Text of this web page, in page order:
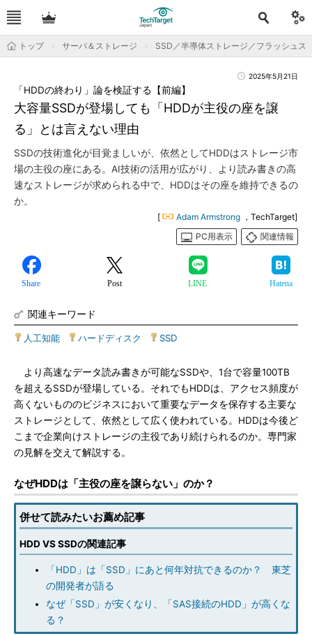
トップ サーバ＆ストレージ SSD／半導体ストレージ／フラッシュス
2025年5月21日
大容量SSDが登場しても「HDDが主役の座を譲
る」とは言えない理由
「HDDの終わり」論を検証する【前編】
SSDの技術進化が目覚ましいが、依然としてHDDはストレージ市
場の主役の座にある。AI技術の活用が広がり、より読み書きの高
速なストレージが求められる中で、HDDはその座を維持できるの
か。
[ Adam Armstrong ，TechTarget]
PC用表示
関連情報
Share Post LINE Hatena
関連キーワード
人工知能 ハードディスク SSD
より高速なデータ読み書きが可能なSSDや、1台で容量100TB
を超えるSSDが登場している。それでもHDDは、アクセス頻度が
高くないもののビジネスにおいて重要なデータを保存する主要な
ストレージとして、依然として広く使われている。HDDは今後ど
こまで企業向けストレージの主役であり続けられるのか。専門家
の見解を交えて解説する。
なぜHDDは「主役の座を譲らない」のか？
併せて読みたいお薦め記事
HDD VS SSDの関連記事
「HDD」は「SSD」にあと何年対抗できるのか？ 東芝
の開発者が語る
なぜ「SSD」が安くなり、「SAS接続のHDD」が高くな
る？